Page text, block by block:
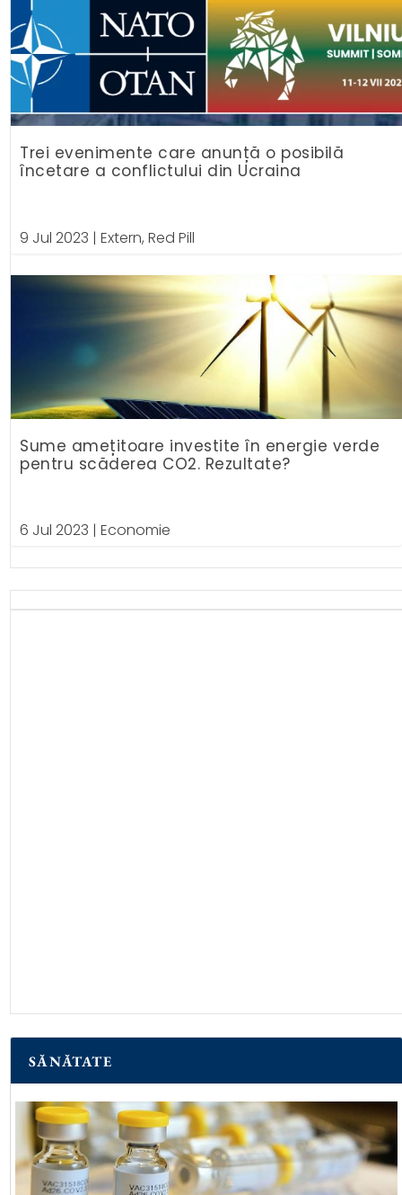
Trei evenimente care anunță o posibilă
încetare a conflictului din Ucraina
9 Jul 2023 |Extern,Red Pill
Sume amețitoare investite în energie verde
pentru scăderea CO2. Rezultate?
6 Jul 2023 |Economie
SĂNĂTATE